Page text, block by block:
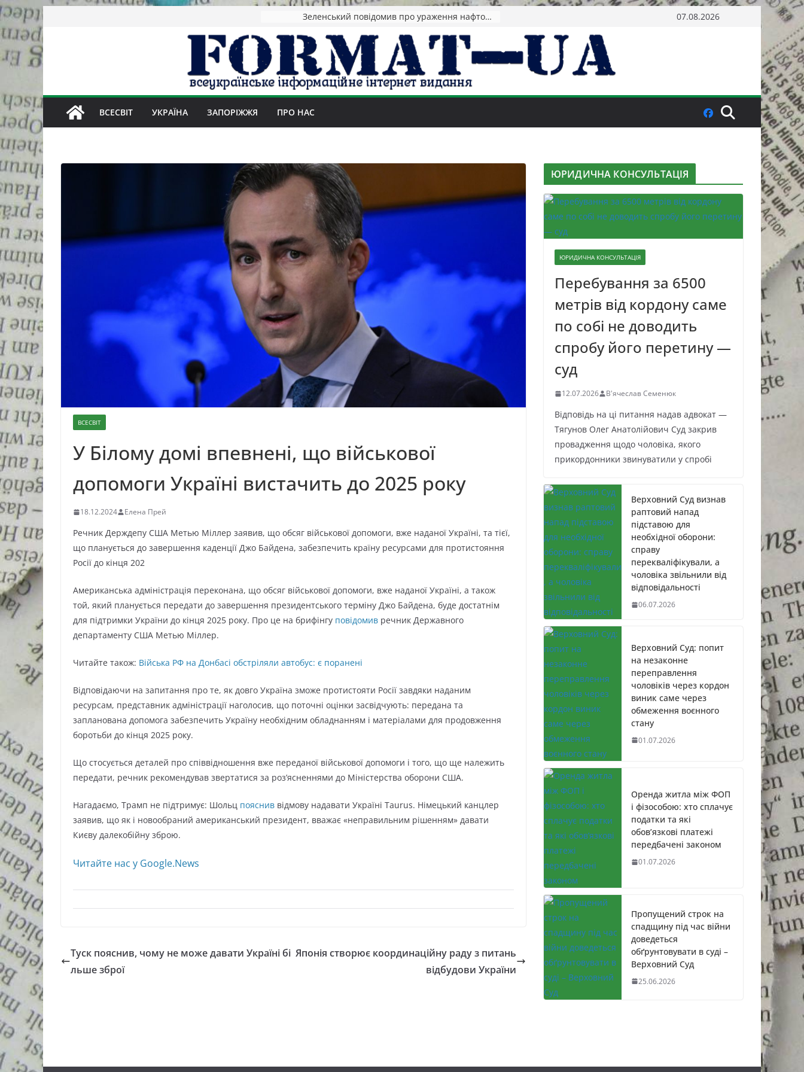
Skip
content
Зеленський повідомив про ураження нафтозаводів РФ за понад 1300 км від фронту 07.08.2026
ВСЕСВІТ УКРАЇНА ЗАПОРІЖЖЯ ПРО НАС
ВСЕСВІТ
У Білому домі впевнені, що військової
допомоги Україні вистачить до 2025 року
18.12.2024 Елена Прей
Речник Держдепу США Метью Міллер заявив, що обсяг військової допомоги, вже наданої Україні, та тієї,
що планується до завершення каденції Джо Байдена, забезпечить країну ресурсами для протистояння
Росії до кінця 202
Американська адміністрація переконана, що обсяг військової допомоги, вже наданої Україні, а також
той, який планується передати до завершення президентського терміну Джо Байдена, буде достатнім
для підтримки України до кінця 2025 року. Про це на брифінгу повідомив речник Державного
департаменту США Метью Міллер.
Читайте також: Війська РФ на Донбасі обстріляли автобус: є поранені
Відповідаючи на запитання про те, як довго Україна зможе протистояти Росії завдяки наданим
ресурсам, представник адміністрації наголосив, що поточні оцінки засвідчують: передана та
запланована допомога забезпечить Україну необхідним обладнанням і матеріалами для продовження
боротьби до кінця 2025 року.
Що стосується деталей про співвідношення вже переданої військової допомоги і того, що ще належить
передати, речник рекомендував звертатися за роз’ясненнями до Міністерства оборони США.
Нагадаємо, Трамп не підтримує: Шольц пояснив відмову надавати Україні Taurus. Німецький канцлер
заявив, що як і новообраний американський президент, вважає «неправильним рішенням» давати
Києву далекобійну зброю.
Читайте нас у Google.News
Туск пояснив, чому не може давати Україні бі
льше зброї
Японія створює координаційну раду з питань
відбудови України
ЮРИДИЧНА КОНСУЛЬТАЦІЯ
ЮРИДИЧНА КОНСУЛЬТАЦІЯ
Перебування за 6500
метрів від кордону саме
по собі не доводить
спробу його перетину —
суд
12.07.2026 В'ячеслав Семенюк
Відповідь на ці питання надав адвокат —
Тягунов Олег Анатолійович Суд закрив
провадження щодо чоловіка, якого
прикордонники звинуватили у спробі
Верховний Суд визнав
раптовий напад
підставою для
необхідної оборони:
справу
перекваліфікували, а
чоловіка звільнили від
відповідальності
06.07.2026
Верховний Суд: попит
на незаконне
переправлення
чоловіків через кордон
виник саме через
обмеження воєнного
стану
01.07.2026
Оренда житла між ФОП
і фізособою: хто сплачує
податки та які
обов’язкові платежі
передбачені законом
01.07.2026
Пропущений строк на
спадщину під час війни
доведеться
обґрунтовувати в суді –
Верховний Суд
25.06.2026